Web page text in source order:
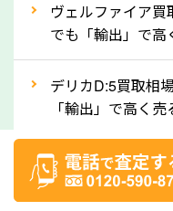
でも高価買取が可能
はWebで簡単にでき
実績」で確認できま
⑤車内の簡単な
しばらく乗っていな
が汚れていることも
ヴェルファイア買
でも「輸出」で高
デリカD:5買取相
「輸出」で高く売
【2026年8月】車
し！登録不要で相